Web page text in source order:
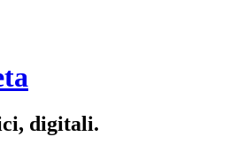
digitali.